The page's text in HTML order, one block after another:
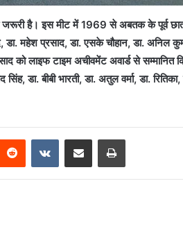
जरूरी है। इस मीट में 1969 से अबतक के पूर्व
महेश प्रसाद, डा. एसके चौहान, डा. अनिल
को लाइफ टाइम अचीवमेंट अवार्ड से सम्मानित
डा. बीबी भारती, डा. अतुल वर्मा, डा. रितिका,
Reddit VKontakteShare via Email Print